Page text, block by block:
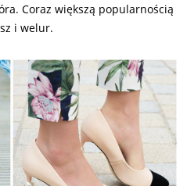
Coraz większą popularnością
i welur.